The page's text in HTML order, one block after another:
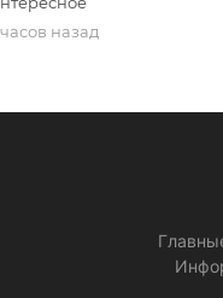
назад